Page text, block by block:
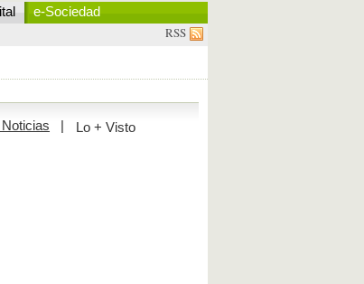
e-Sociedad
RSS
| Lo + Visto